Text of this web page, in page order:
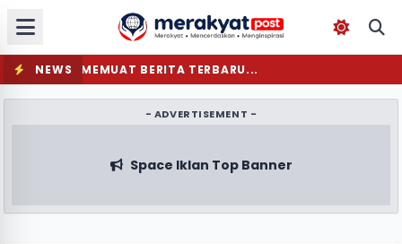
NEWS MEMUAT BERITA TERBARU...
- ADVERTISEMENT -
Space Iklan Top Banner